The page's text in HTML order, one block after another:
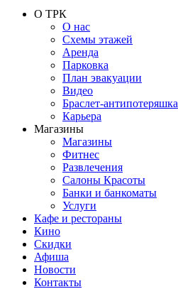
О ТРК
О нас
Схемы этажей
Аренда
Парковка
План эвакуации
Видео
Браслет-антипотеряшка
Карьера
Магазины
Магазины
Фитнес
Развлечения
Салоны Красоты
Банки и банкоматы
Услуги
Кафе и рестораны
Кино
Скидки
Афиша
Новости
Контакты